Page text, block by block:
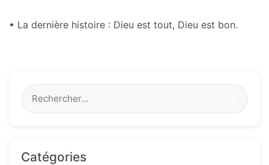
• La dernière histoire : Dieu est tout, Dieu est bon.
Catégories